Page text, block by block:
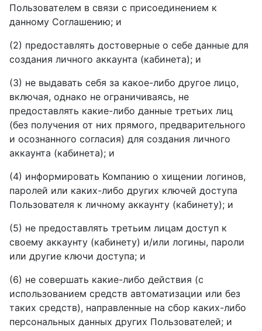
Пользователем в связи с присоединением к
данному Соглашению; и
(2) предоставлять достоверные о себе данные для
создания личного аккаунта (кабинета); и
(3) не выдавать себя за какое-либо другое лицо,
включая, однако не ограничиваясь, не
предоставлять какие-либо данные третьих лиц
(без получения от них прямого, предварительного
и осознанного согласия) для создания личного
аккаунта (кабинета); и
(4) информировать Компанию о хищении логинов,
паролей или каких-либо других ключей доступа
Пользователя к личному аккаунту (кабинету); и
(5) не предоставлять третьим лицам доступ к
своему аккаунту (кабинету) и/или логины, пароли
или другие ключи доступа; и
(6) не совершать какие-либо действия (с
использованием средств автоматизации или без
таких средств), направленные на сбор каких-либо
персональных данных других Пользователей; и